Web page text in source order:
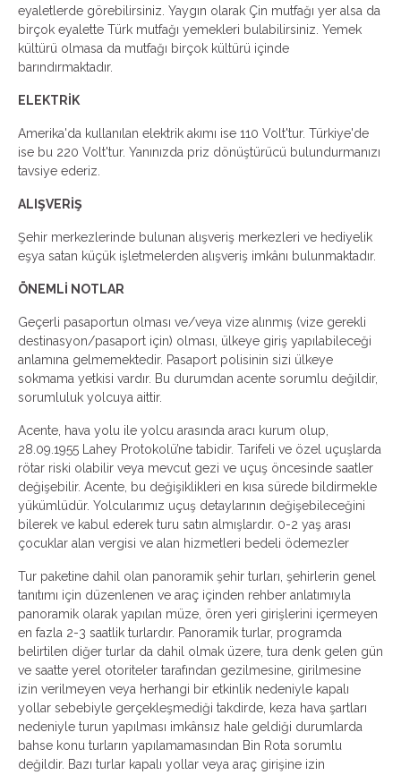
eyaletlerde görebilirsiniz. Yaygın olarak Çin mutfağı yer alsa da
birçok eyalette Türk mutfağı yemekleri bulabilirsiniz. Yemek
kültürü olmasa da mutfağı birçok kültürü içinde
barındırmaktadır.
ELEKTRİK
Amerika'da kullanılan elektrik akımı ise 110 Volt'tur. Türkiye'de
ise bu 220 Volt'tur. Yanınızda priz dönüştürücü bulundurmanızı
tavsiye ederiz.
ALIŞVERİŞ
Şehir merkezlerinde bulunan alışveriş merkezleri ve hediyelik
eşya satan küçük işletmelerden alışveriş imkânı bulunmaktadır.
ÖNEMLİ NOTLAR
Geçerli pasaportun olması ve/veya vize alınmış (vize gerekli
destinasyon/pasaport için) olması, ülkeye giriş yapılabileceği
anlamına gelmemektedir. Pasaport polisinin sizi ülkeye
sokmama yetkisi vardır. Bu durumdan acente sorumlu değildir,
sorumluluk yolcuya aittir.
Acente, hava yolu ile yolcu arasında aracı kurum olup,
28.09.1955 Lahey Protokolü’ne tabidir. Tarifeli ve özel uçuşlarda
rötar riski olabilir veya mevcut gezi ve uçuş öncesinde saatler
değişebilir. Acente, bu değişiklikleri en kısa sürede bildirmekle
yükümlüdür. Yolcularımız uçuş detaylarının değişebileceğini
bilerek ve kabul ederek turu satın almışlardır. 0-2 yaş arası
çocuklar alan vergisi ve alan hizmetleri bedeli ödemezler
Tur paketine dahil olan panoramik şehir turları, şehirlerin genel
tanıtımı için düzenlenen ve araç içinden rehber anlatımıyla
panoramik olarak yapılan müze, ören yeri girişlerini içermeyen
en fazla 2-3 saatlik turlardır. Panoramik turlar, programda
belirtilen diğer turlar da dahil olmak üzere, tura denk gelen gün
ve saatte yerel otoriteler tarafından gezilmesine, girilmesine
izin verilmeyen veya herhangi bir etkinlik nedeniyle kapalı
yollar sebebiyle gerçekleşmediği takdirde, keza hava şartları
nedeniyle turun yapılması imkânsız hale geldiği durumlarda
bahse konu turların yapılamamasından Bin Rota sorumlu
değildir. Bazı turlar kapalı yollar veya araç girişine izin